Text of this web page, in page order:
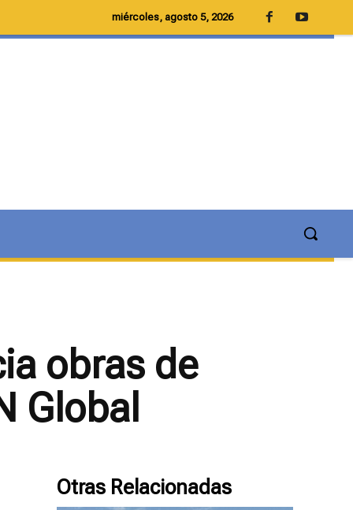
miércoles, agosto 5, 2026
obras de
Global
Otras Relacionadas